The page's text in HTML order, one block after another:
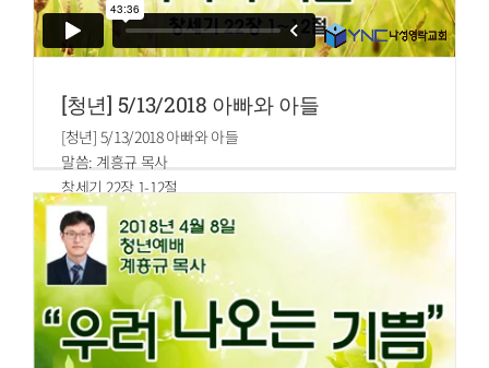
[청년] 5/13/2018 아빠와 아들
[청년] 5/13/2018 아빠와 아들
말씀: 계흥규 목사
창세기 22장 1-12절
1.그 일 후에 하나님이 아브라함을 시험하시려고 그를 부르시
되 아브라함아 하시니 그가 이르되 내가 여기 있나이다
2.여호와께서 이르시되 네 아들 네 사랑하는 독자 이삭을 데
리고 모리아 땅으로 가서 내가 네게 일러 준 한 산 거기서 그를
번제로 드리라
3.아브라함이 아침에 일찍이 일어나 나귀에 안장을 지우고 두
종과 그의 아들 이삭을 데리고 번제에 쓸 나무를 쪼개어 가지